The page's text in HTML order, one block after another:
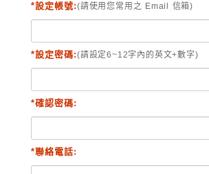
*設定帳號:(請使用您常用之 Email 信箱)
*設定密碼:(請設定6~12字內的英文+數字)
*確認密碼:
*聯絡電話: